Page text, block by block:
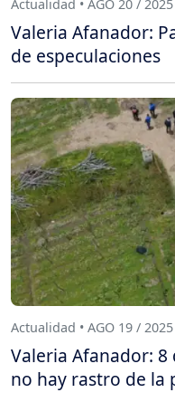
Actualidad • AGO 20 / 2025
Valeria Afanador:
de especulaciones
Actualidad • AGO 19 / 2025
Valeria Afanador: 8
no hay rastro de la